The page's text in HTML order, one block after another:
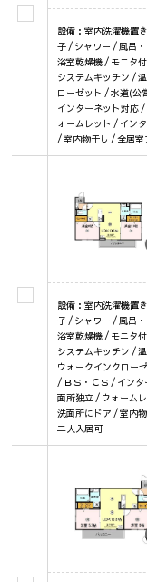
設備：室内洗濯機置
子 / シャワー / 風呂
浴室乾燥機 / モニタ
システムキッチン /
ローゼット / 水道(
インターネット対応
ォームレット / イン
/ 室内物干し / 全居
設備：室内洗濯機置
子 / シャワー / 風呂
浴室乾燥機 / モニタ
システムキッチン /
ウォークインクロー
/ ＢＳ・ＣＳ / イン
面所独立 / ウォーム
洗面所にドア / 室内
二人入居可